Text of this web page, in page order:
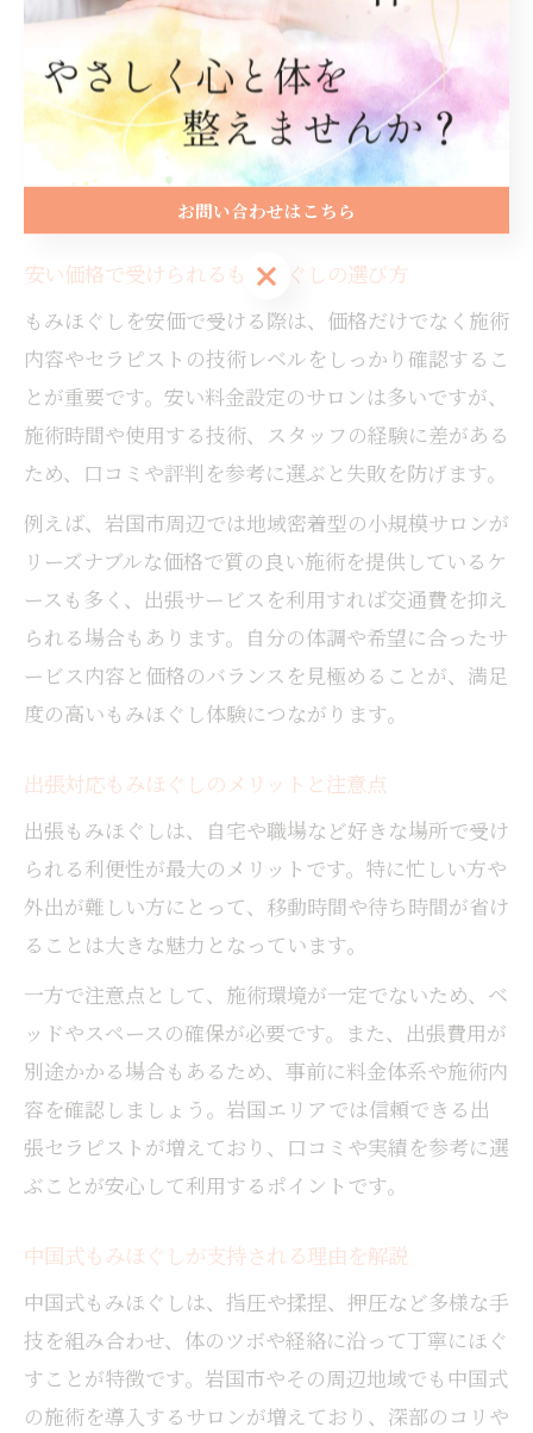
また、地元のサロンでは完全個室のプライベート空間
を提供し、リラックスしやすい環境づくりも進んでい
ます。加えて、男性向けの施術やメンズ専用メニュー
の導入も増え、岩国のマッサージ人気の一因となって
います。こうしたトレンドは、地域のライフスタイル
やニーズに応じたサービス充実を反映しています。
安い価格で受けられるもみほぐしの選び方
もみほぐしを安価で受ける際は、価格だけでなく施術
内容やセラピストの技術レベルをしっかり確認するこ
とが重要です。安い料金設定のサロンは多いですが、
施術時間や使用する技術、スタッフの経験に差がある
ため、口コミや評判を参考に選ぶと失敗を防げます。
例えば、岩国市周辺では地域密着型の小規模サロンが
リーズナブルな価格で質の良い施術を提供しているケ
ースも多く、出張サービスを利用すれば交通費を抑え
られる場合もあります。自分の体調や希望に合ったサ
ービス内容と価格のバランスを見極めることが、満足
度の高いもみほぐし体験につながります。
出張対応もみほぐしのメリットと注意点
出張もみほぐしは、自宅や職場など好きな場所で受け
られる利便性が最大のメリットです。特に忙しい方や
外出が難しい方にとって、移動時間や待ち時間が省け
ることは大きな魅力となっています。
一方で注意点として、施術環境が一定でないため、ベ
ッドやスペースの確保が必要です。また、出張費用が
別途かかる場合もあるため、事前に料金体系や施術内
容を確認しましょう。岩国エリアでは信頼できる出
張セラピストが増えており、口コミや実績を参考に選
ぶことが安心して利用するポイントです。
中国式もみほぐしが支持される理由を解説
中国式もみほぐしは、指圧や揉捏、押圧など多様な手
技を組み合わせ、体のツボや経絡に沿って丁寧にほぐ
すことが特徴です。岩国市やその周辺地域でも中国式
の施術を導入するサロンが増えており、深部のコリや
お問い合わせはこちら
お問い合わせはこちら